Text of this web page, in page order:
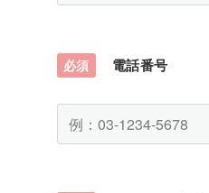
必須 電話番号